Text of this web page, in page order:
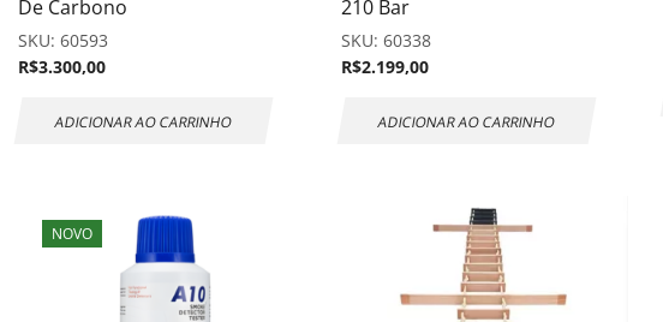
De Carbono
SKU: 60593
R$3.300,00
ADICIONAR AO CARRINHO
210 Bar
SKU: 60338
R$2.199,00
ADICIONAR AO CARRINHO
NOVO